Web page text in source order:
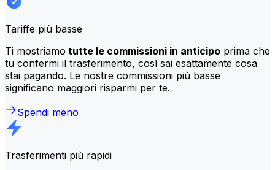
Tariffe più basse
Ti mostriamo tutte le commissioni in anticipo prima che
tu confermi il trasferimento, così sai esattamente cosa
stai pagando. Le nostre commissioni più basse
significano maggiori risparmi per te.
Spendi meno
Trasferimenti più rapidi